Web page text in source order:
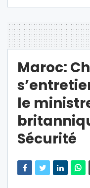
Maroc:
le
Sécurité